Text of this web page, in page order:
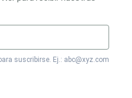
suscribirse. Ej.: abc@xyz.com